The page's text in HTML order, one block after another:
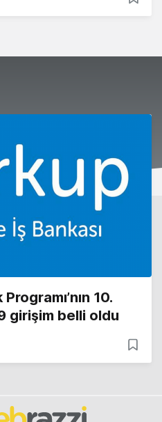
10.
girişim belli oldu